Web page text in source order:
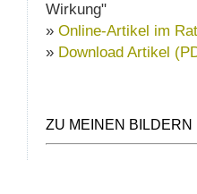
Wirkung"
» Online-Artikel im
» Download Artikel
ZU MEINEN BILDERN